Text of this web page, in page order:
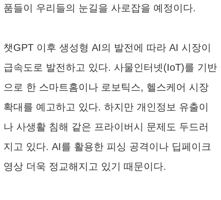
품들이 우리들의 눈길을 사로잡을 예정이다.
챗GPT 이후 생성형 AI의 발전에 따라 AI 시장이
급속도로 발전하고 있다. 사물인터넷(IoT)를 기반
으로 한 스마트홈이나 로보틱스, 헬스케어 시장
확대를 예고하고 있다. 하지만 개인정보 유출이
나 사생활 침해 같은 프라이버시 문제도 두드러
지고 있다. AI를 활용한 피싱 공격이나 딥페이크
영상 더욱 정교해지고 있기 때문이다.